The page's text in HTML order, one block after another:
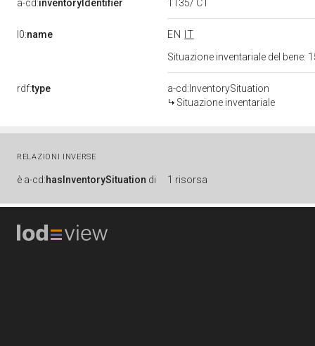
a-cd:inventoryIdentifier 1135/ C1
l0:name EN
IT
Situazione inventariale del bene:
rdf:type
a-cd:InventorySituation
Situazione inventariale
RELAZIONI INVERSE
è a-cd:hasInventorySituation di 1 risorsa